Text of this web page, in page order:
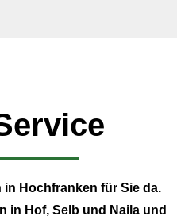
Hochfranken für Sie da.
in Hof, Selb und Naila und